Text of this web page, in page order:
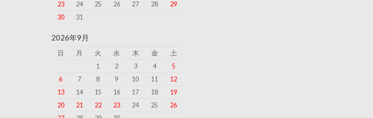
23
24 25 26 27 28
29
30
31
2026年9月
日 月 火 水 木 金
土
1
2 3 4
5
6
7 8 9 10 11
12
13
14 15 16 17 18
19
20
21 22 23 24 25
26